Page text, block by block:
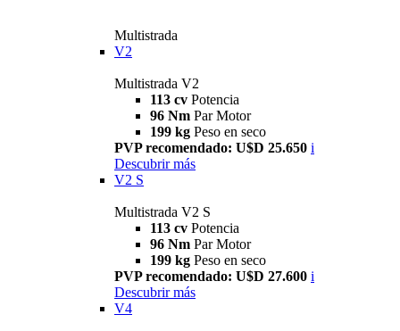
Multistrada
V2
Multistrada V2
113 cv Potencia
96 Nm Par Motor
199 kg Peso en seco
PVP recomendado: U$D 25.650 i
Descubrir más
V2 S
Multistrada V2 S
113 cv Potencia
96 Nm Par Motor
199 kg Peso en seco
PVP recomendado: U$D 27.600 i
Descubrir más
V4